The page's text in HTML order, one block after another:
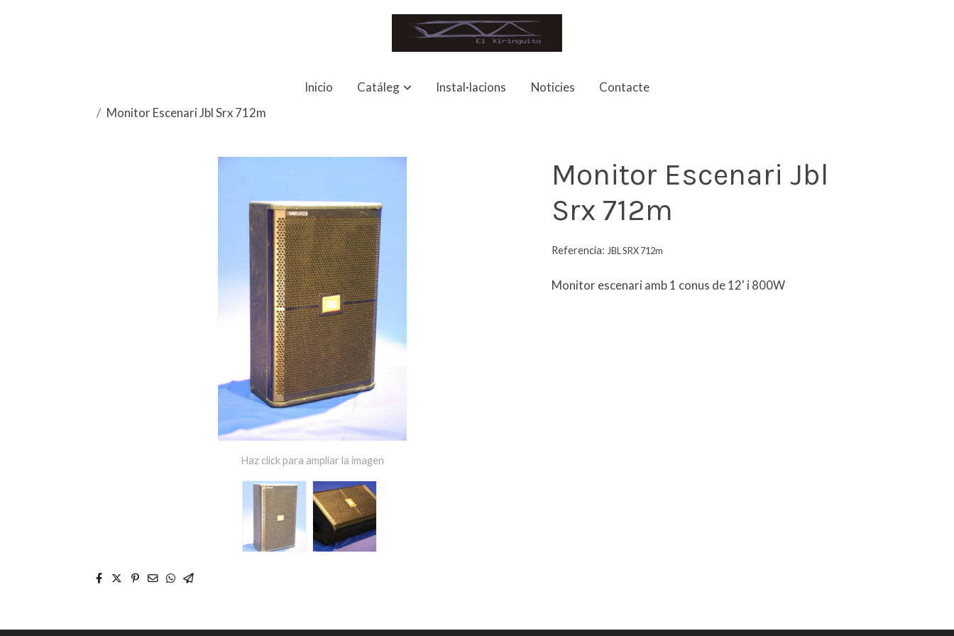
Inicio Catáleg Instal·lacions Noticies
Contacte
Monitor Escenari Jbl Srx 712m
Haz click para ampliar la imagen
Monitor Escenari Jbl
Srx 712m
Referencia: JBL SRX 712m
Monitor escenari amb 1 conus de 12' i 800W